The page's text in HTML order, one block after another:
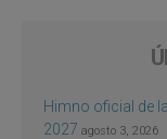
Himno oficial de
2027 agosto 3, 2026